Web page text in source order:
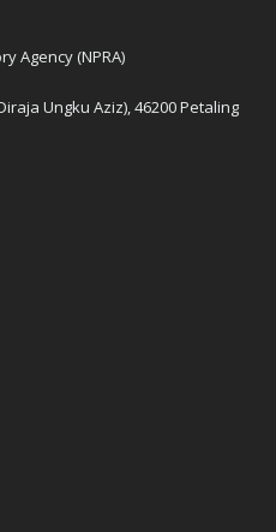
Agency (NPRA)
Ungku Aziz), 46200 Petaling